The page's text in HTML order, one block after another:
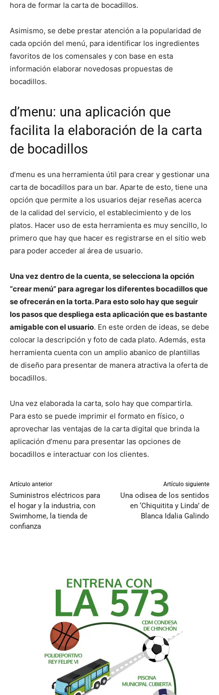
hora de formar la carta de bocadillos.
Asimismo, se debe prestar atención a la popularidad de
cada opción del menú, para identificar los ingredientes
favoritos de los comensales y con base en esta
información elaborar novedosas propuestas de
bocadillos.
d’menu: una aplicación que
facilita la elaboración de la carta
de bocadillos
d’menu es una herramienta útil para crear y gestionar una
carta de bocadillos para un bar. Aparte de esto, tiene una
opción que permite a los usuarios dejar reseñas acerca
de la calidad del servicio, el establecimiento y de los
platos. Hacer uso de esta herramienta es muy sencillo, lo
primero que hay que hacer es registrarse en el sitio web
para poder acceder al área de usuario.
Una vez dentro de la cuenta, se selecciona la opción
“crear menú” para agregar los diferentes bocadillos que
se ofrecerán en la torta. Para esto solo hay que seguir
los pasos que despliega esta aplicación que es bastante
amigable con el usuario. En este orden de ideas, se debe
colocar la descripción y foto de cada plato. Además, esta
herramienta cuenta con un amplio abanico de plantillas
de diseño para presentar de manera atractiva la oferta de
bocadillos.
Una vez elaborada la carta, solo hay que compartirla.
Para esto se puede imprimir el formato en físico, o
aprovechar las ventajas de la carta digital que brinda la
aplicación d’menu para presentar las opciones de
bocadillos e interactuar con los clientes.
Artículo anterior
Suministros eléctricos para
el hogar y la industria, con
Swimhome, la tienda de
confianza
Artículo siguiente
Una odisea de los sentidos
en ‘Chiquitita y Linda’ de
Blanca Idalia Galindo